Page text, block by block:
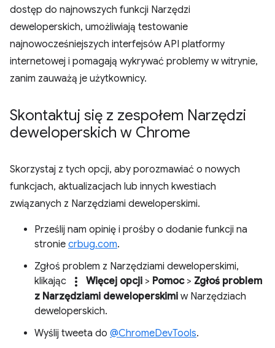
dostęp do najnowszych funkcji Narzędzi
deweloperskich, umożliwiają testowanie
najnowocześniejszych interfejsów API platformy
internetowej i pomagają wykrywać problemy w witrynie,
zanim zauważą je użytkownicy.
Skontaktuj się z zespołem Narzędzi
deweloperskich w Chrome
Skorzystaj z tych opcji, aby porozmawiać o nowych
funkcjach, aktualizacjach lub innych kwestiach
związanych z Narzędziami deweloperskimi.
Prześlij nam opinię i prośby o dodanie funkcji na
stronie crbug.com.
Zgłoś problem z Narzędziami deweloperskimi,
klikając
more_vert Więcej opcji > Pomoc> Zgłoś problem
z Narzędziami deweloperskimi w Narzędziach
deweloperskich.
Wyślij tweeta do @ChromeDevTools.